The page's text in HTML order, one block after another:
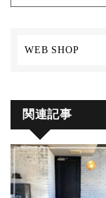
WEB SHOP
関連記事